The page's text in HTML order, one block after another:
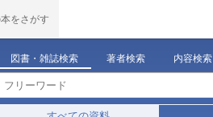
をさがす
図書・雑誌検索 著者検索 内容検索